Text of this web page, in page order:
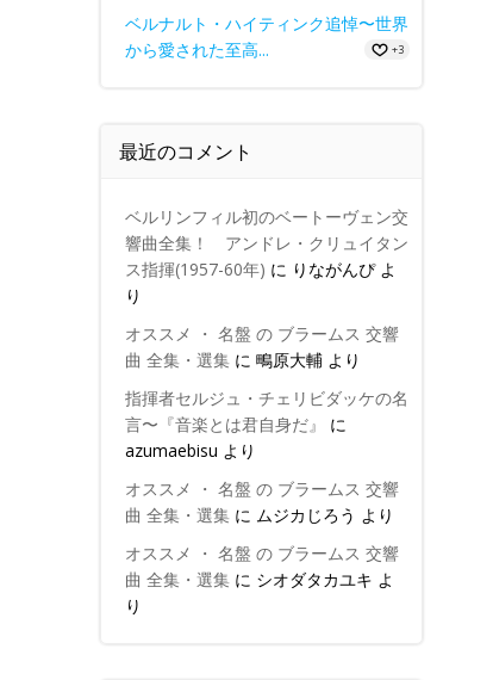
ベルナルト・ハイティンク追悼〜世界
から愛された至高...
+3
最近のコメント
ベルリンフィル初のベートーヴェン交
響曲全集！ アンドレ・クリュイタン
ス指揮(1957-60年) に りながんぴよ
り
オススメ ・ 名盤 の ブラームス 交響
曲 全集・選集に 鴫原大輔より
指揮者セルジュ・チェリビダッケの名
言〜『音楽とは君自身だ』
に
azumaebisu より
オススメ ・ 名盤 の ブラームス 交響
曲 全集・選集に ムジカじろう より
オススメ ・ 名盤 の ブラームス 交響
曲 全集・選集に シオダタカユキ よ
り